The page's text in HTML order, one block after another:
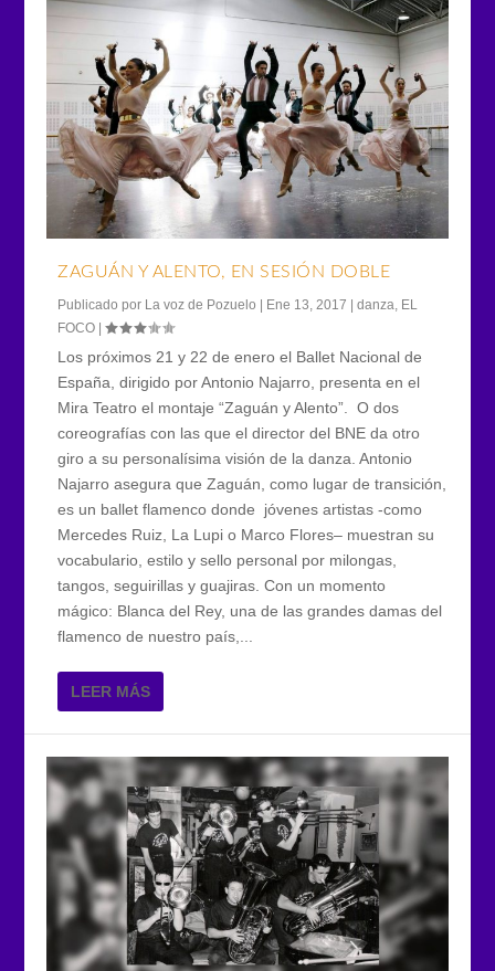
ZAGUÁN Y ALENTO, EN SESIÓN DOBLE
Publicado por La voz de Pozuelo | Ene 13, 2017 |danza EL
FOCO |
Los próximos 21 y 22 de enero el Ballet Nacional de
España, dirigido por Antonio Najarro, presenta en el
Mira Teatro el montaje “Zaguán y Alento”. O dos
coreografías con las que el director del BNE da otro
giro a su personalísima visión de la danza. Antonio
Najarro asegura que Zaguán, como lugar de transición,
es un ballet flamenco donde jóvenes artistas -como
Mercedes Ruiz, La Lupi o Marco Flores– muestran su
vocabulario, estilo y sello personal por milongas,
tangos, seguirillas y guajiras. Con un momento
mágico: Blanca del Rey, una de las grandes damas del
flamenco de nuestro país,...
LEER MÁS